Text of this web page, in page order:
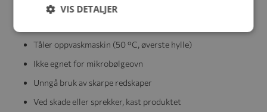
Laget i RPET – et resirkulert og miljøvennlig materiale
Tåler oppvaskmaskin (50 °C, øverste hylle)
Ikke egnet for mikrobølgeovn
Unngå bruk av skarpe redskaper
Ved skade eller sprekker, kast produktet
VIS DETALJER